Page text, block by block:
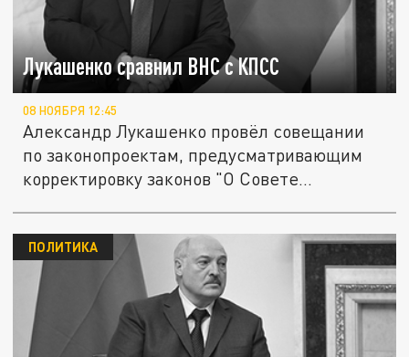
Лукашенко сравнил ВНС с КПСС
08 НОЯБРЯ 12:45
Александр Лукашенко провёл совещании
по законопроектам, предусматривающим
корректировку законов "О Совете...
ПОЛИТИКА